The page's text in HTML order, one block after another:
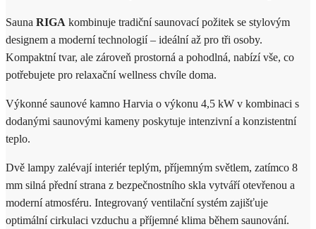
Sauna RIGA kombinuje tradiční saunovací požitek se stylovým
designem a moderní technologií – ideální až pro tři osoby.
Kompaktní tvar, ale zároveň prostorná a pohodlná, nabízí vše, co
potřebujete pro relaxační wellness chvíle doma.
Výkonné saunové kamno Harvia o výkonu 4,5 kW v kombinaci s
dodanými saunovými kameny poskytuje intenzivní a konzistentní
teplo.
Dvě lampy zalévají interiér teplým, příjemným světlem, zatímco 8
mm silná přední strana z bezpečnostního skla vytváří otevřenou a
moderní atmosféru. Integrovaný ventilační systém zajišťuje
optimální cirkulaci vzduchu a příjemné klima během saunování.